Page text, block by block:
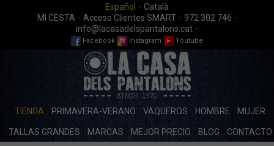
Español · Català
MI CESTA · Acceso Clientes SMART· 972 302 746 ·
info@lacasadelspantalons.cat ·
Facebook Instagram Youtube
TIENDA PRIMAVERA-VERANO VAQUEROS HOMBRE MUJER
TALLAS GRANDES MARCAS MEJOR PRECIO BLOG CONTACTO